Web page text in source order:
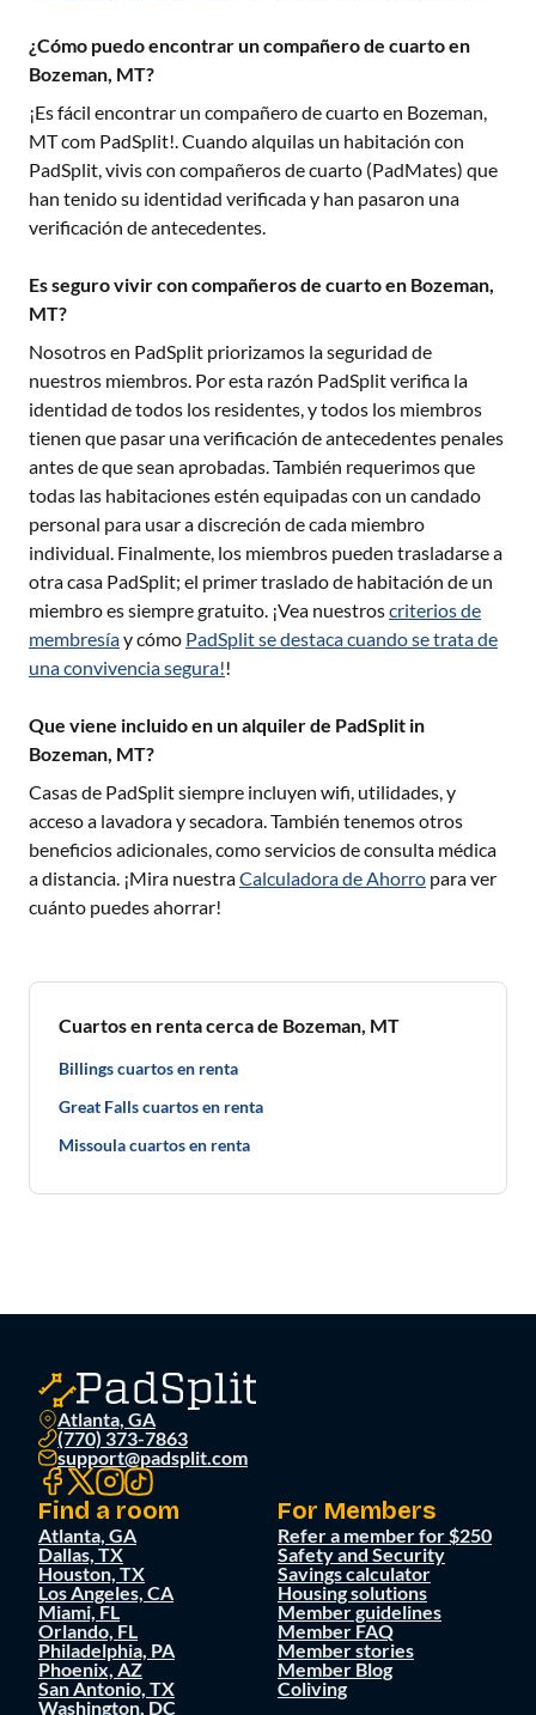
¿Cómo puedo encontrar un compañero de cuarto en
Bozeman, MT?
¡Es fácil encontrar un compañero de cuarto en Bozeman,
MTcom PadSplit!. Cuando alquilas un habitación con
PadSplit, vivis con compañeros de cuarto (PadMates) que
han tenido su identidad verificada y han pasaron una
verificación de antecedentes.
Es seguro vivir con compañeros de cuarto en Bozeman,
MT?
Nosotros en PadSplit priorizamos la seguridad de
nuestros miembros. Por esta razón PadSplit verifica la
identidad de todos los residentes, y todos los miembros
tienen que pasar una verificación de antecedentes penales
antes de que sean aprobadas. También requerimos que
todas las habitaciones estén equipadas con un candado
personal para usar a discreción de cada miembro
individual. Finalmente, los miembros pueden trasladarse a
otra casa PadSplit; el primer traslado de habitación de un
miembro es siempre gratuito. ¡Vea nuestroscriterios de
membresíay cómo PadSplit se destaca cuando se trata de
una convivencia segura!!
Que viene incluido en un alquiler de PadSplit in
Bozeman, MT?
Casas de PadSplit siempre incluyen wifi, utilidades, y
acceso a lavadora y secadora. También tenemos otros
beneficios adicionales, como servicios de consulta médica
a distancia. ¡Mira nuestraCalculadora de Ahorro para ver
cuánto puedes ahorrar!
Cuartos en renta cerca de Bozeman, MT
Billings cuartos en renta
Great Falls cuartos en renta
Missoula cuartos en renta
Atlanta, GA
(770) 373-7863
support@padsplit.com
Find a room
Atlanta, GA
Dallas, TX
Houston, TX
Los Angeles, CA
Miami, FL
Orlando, FL
Philadelphia, PA
Phoenix, AZ
San Antonio, TX
Washington, DC
For Members
Refer a member for $250
Safety and Security
Savings calculator
Housing solutions
Member guidelines
Member FAQ
Member stories
Member Blog
Coliving